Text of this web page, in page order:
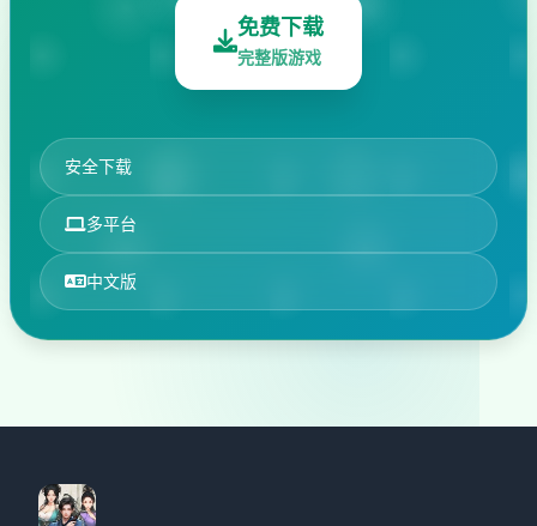
免费下载
完整版游戏
安全下载
多平台
中文版